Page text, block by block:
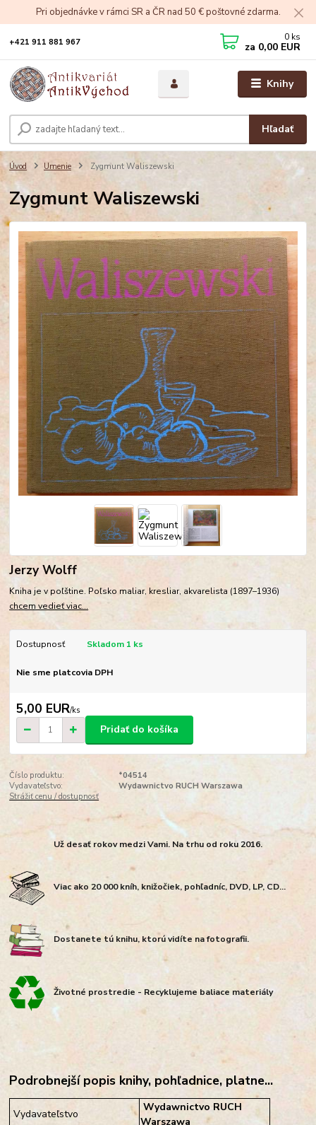
Pri objednávke v rámci SR a ČR nad 50 € poštovné zdarma.
Knihy
Hľadať
+421 911 881 967 0 ks
za 0,00 EUR
Úvod Umenie Zygmunt Waliszewski
Zygmunt Waliszewski
Jerzy Wolff
Kniha je v poľštine. Poľsko maliar, kresliar, akvarelista (1897–1936)
chcem vedieť viac...
Dostupnosť Skladom 1 ks
Nie sme platcovia DPH
5,00 EUR/ks
Pridať do košíka
Číslo produktu:
*04514
Vydavateľstvo:
Wydawnictvo RUCH Warszawa
Strážiť cenu / dostupnosť
Už desať rokov medzi Vami. Na trhu od roku 2016.
Viac ako 20 000 kníh, knižočiek, pohľadníc, DVD, LP, CD...
Dostanete tú knihu, ktorú vidíte na fotografii.
Životné prostredie - Recyklujeme baliace materiály
Podrobnejší popis knihy, pohľadnice, platne...
Vydavateľstvo
Wydawnictvo RUCH
Warszawa